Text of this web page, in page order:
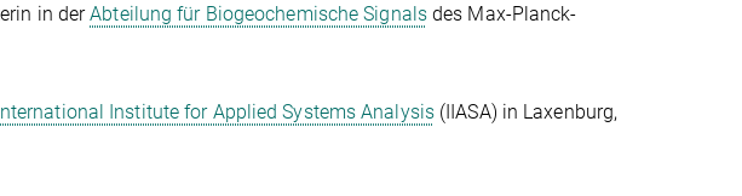
in derAbteilung für Biogeochemische Signalsdes Max-Planck-
Institute for Applied Systems Analysis(IIASA) in Laxenburg,